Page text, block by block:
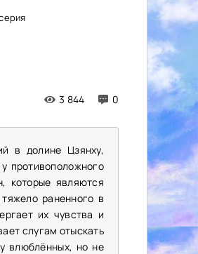
3 844 0
в долине Цзянху,
противоположного
которые являются
раненного в
их чувства и
слугам отыскать
влюблённых, но не